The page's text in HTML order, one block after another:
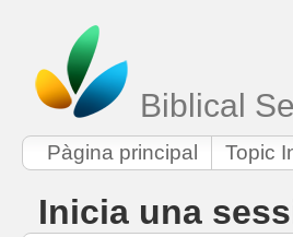
Biblical
Pàgina principal Topic
Inicia una